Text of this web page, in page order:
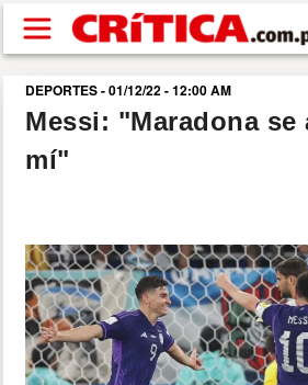
Pasar al contenido principal
buscar
SUCESOS
POLÍTICA
SHOW
DEPORTES - 01/12/22 - 12:00 AM
Messi: "Maradona se
mí"